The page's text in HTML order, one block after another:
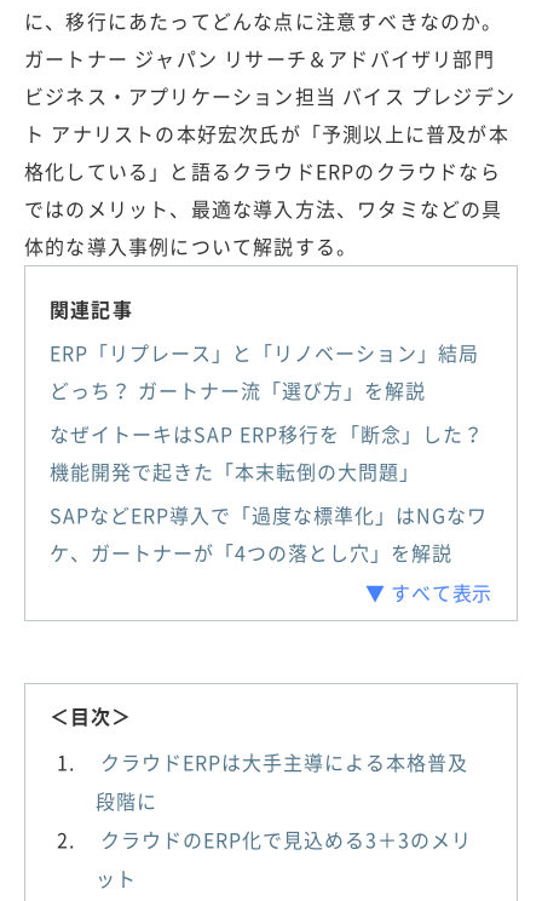
に、移行にあたってどんな点に注意すべきなのか。
ガートナー ジャパン リサーチ＆アドバイザリ部門
ビジネス・アプリケーション担当 バイス プレジデン
ト アナリストの本好宏次氏が「予測以上に普及が本
格化している」と語るクラウドERPのクラウドなら
ではのメリット、最適な導入方法、ワタミなどの具
体的な導入事例について解説する。
関連記事
ERP「リプレース」と「リノベーション」結局
どっち？ ガートナー流「選び方」を解説
なぜイトーキはSAP ERP移行を「断念」した？
機能開発で起きた「本末転倒の大問題」
SAPなどERP導入で「過度な標準化」はNGなワ
ケ、ガートナーが「4つの落とし穴」を解説
▼ すべて表示
＜目次＞
クラウドERPは大手主導による本格普及
段階に
クラウドのERP化で見込める3＋3のメリ
ット